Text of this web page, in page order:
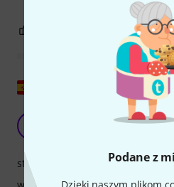
Podane z
ZGŁOŚ
Mała stabilność
stabilność
wykończenie